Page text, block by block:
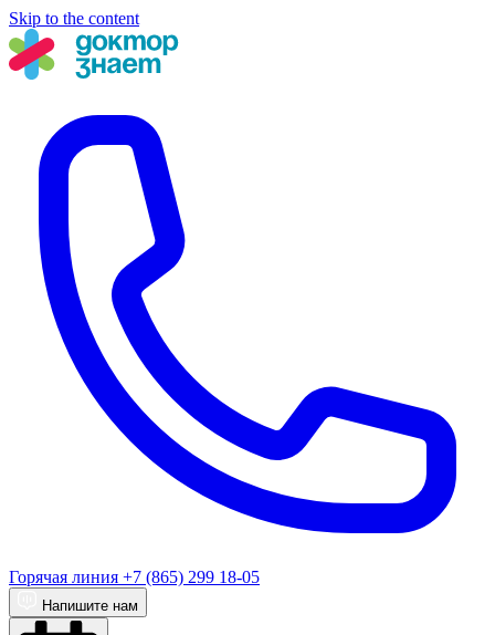
Skip to the content
Горячая линия +7 (865) 299 18-05
Напишите нам